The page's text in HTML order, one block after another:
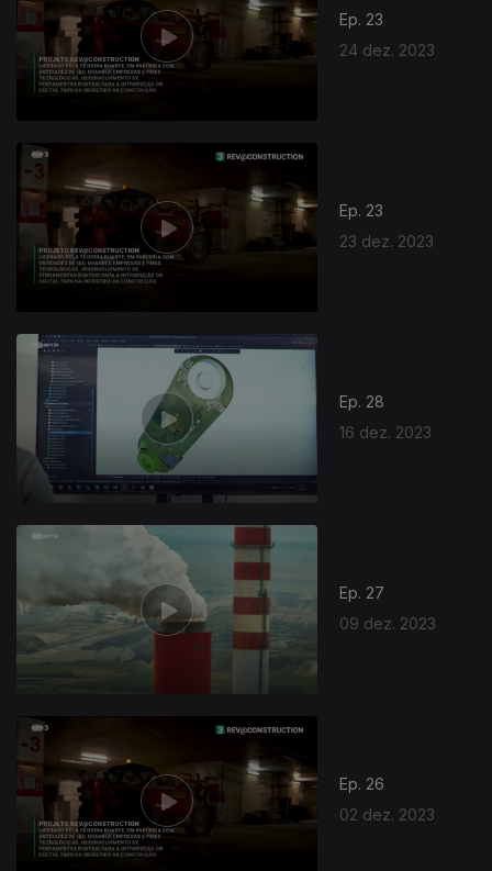
Ep. 23
24 dez. 2023
Ep. 23
23 dez. 2023
Ep. 28
16 dez. 2023
Ep. 27
09 dez. 2023
Ep. 26
02 dez. 2023